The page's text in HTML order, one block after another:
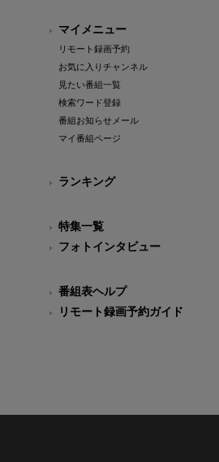
マイメニュー
リモート録画予約
お気に入りチャンネル
見たい番組一覧
検索ワード登録
番組お知らせメール
マイ番組ページ
ランキング
特集一覧
フォトインタビュー
番組表ヘルプ
リモート録画予約ガイド